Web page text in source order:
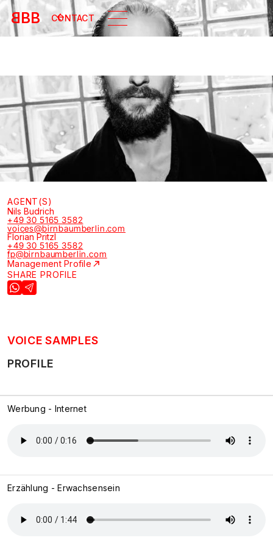
BBB CONTACT
AGENT(S)
Nils Budrich
+49 30 5165 3582
voices@birnbaumberlin.com
Florian Pritzl
+49 30 5165 3582
fp@birnbaumberlin.com
Management Profile
SHARE PROFILE
VOICE SAMPLES
PROFILE
Werbung - Internet
Erzählung - Erwachsensein